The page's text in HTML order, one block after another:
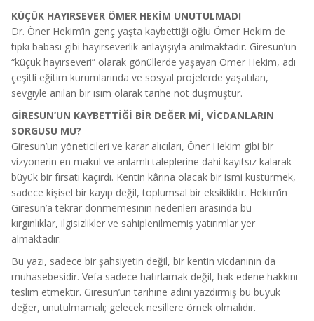
KÜÇÜK HAYIRSEVER ÖMER HEKİM UNUTULMADI
Dr. Öner Hekim’in genç yaşta kaybettiği oğlu Ömer Hekim de
tıpkı babası gibi hayırseverlik anlayışıyla anılmaktadır. Giresun’un
“küçük hayırseveri” olarak gönüllerde yaşayan Ömer Hekim, adı
çeşitli eğitim kurumlarında ve sosyal projelerde yaşatılan,
sevgiyle anılan bir isim olarak tarihe not düşmüştür.
GİRESUN’UN KAYBETTİĞİ BİR DEĞER Mİ, VİCDANLARIN
SORGUSU MU?
Giresun’un yöneticileri ve karar alıcıları, Öner Hekim gibi bir
vizyonerin en makul ve anlamlı taleplerine dahi kayıtsız kalarak
büyük bir fırsatı kaçırdı. Kentin kârına olacak bir ismi küstürmek,
sadece kişisel bir kayıp değil, toplumsal bir eksikliktir. Hekim’in
Giresun’a tekrar dönmemesinin nedenleri arasında bu
kırgınlıklar, ilgisizlikler ve sahiplenilmemiş yatırımlar yer
almaktadır.
Bu yazı, sadece bir şahsiyetin değil, bir kentin vicdanının da
muhasebesidir. Vefa sadece hatırlamak değil, hak edene hakkını
teslim etmektir. Giresun’un tarihine adını yazdırmış bu büyük
değer, unutulmamalı; gelecek nesillere örnek olmalıdır.